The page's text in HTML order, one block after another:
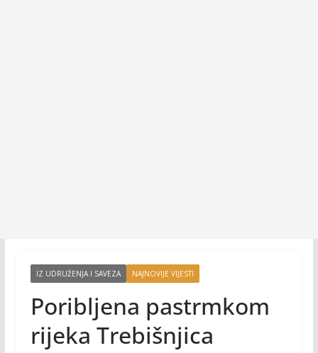
IZ UDRUŽENJA I SAVEZA NAJNOVIJE VIJESTI
Poribljena pastrmkom
rijeka Trebišnjica